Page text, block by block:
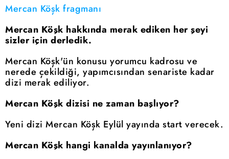
Mercan Köşk fragmanı
Mercan Köşk hakkında merak ediken her şeyi
sizler için derledik.
Mercan Köşk'ün konusu yorumcu kadrosu ve
nerede çekildiği, yapımcısından senariste kadar
dizi merak ediliyor.
Mercan Köşk dizisi ne zaman başlıyor?
Yeni dizi Mercan Köşk Eylül yayında start verecek.
Mercan Köşk hangi kanalda yayınlanıyor?